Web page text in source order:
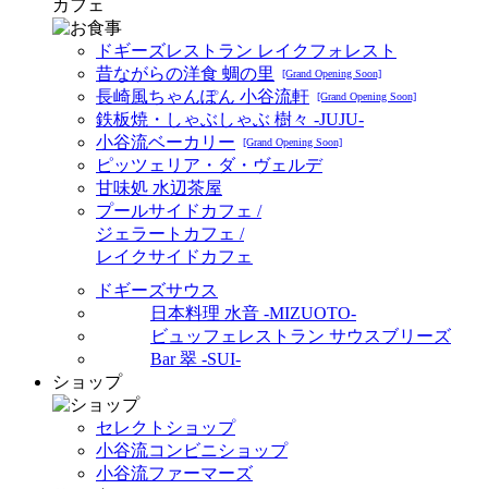
カフェ
ドギーズレストラン レイクフォレスト
昔ながらの洋食 蜩の里
[Grand Opening Soon]
長崎風ちゃんぽん 小谷流軒 [Grand Opening Soon]
鉄板焼・しゃぶしゃぶ 樹々 -JUJU-
小谷流ベーカリー
[Grand Opening Soon]
ピッツェリア・ダ・ヴェルデ
甘味処 水辺茶屋
プールサイドカフェ /
ジェラートカフェ /
レイクサイドカフェ
ドギーズサウス
日本料理 水音 -MIZUOTO-
ビュッフェレストラン サウスブリーズ
Bar 翠 -SUI-
ショップ
セレクトショップ
小谷流コンビニショップ
小谷流ファーマーズ